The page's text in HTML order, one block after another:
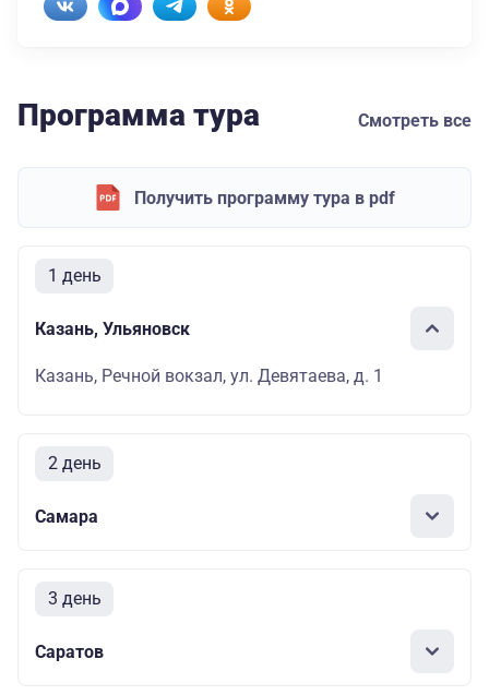
Программа тура Смотреть все
Получить программу тура в pdf
1 день
Казань, Ульяновск
Казань, Речной вокзал, ул. Девятаева, д. 1
2 день
Самара
3 день
Саратов